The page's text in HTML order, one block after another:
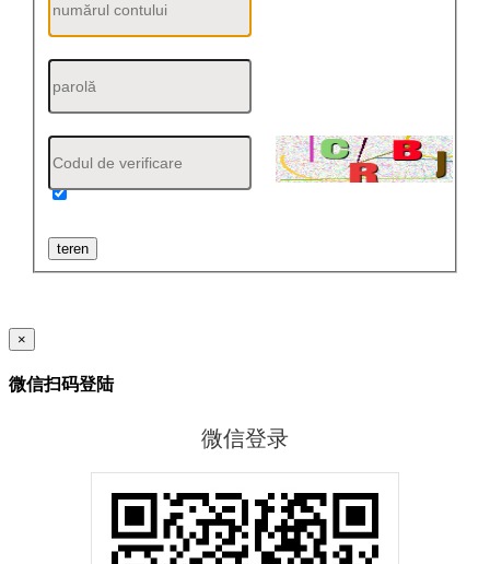
Amintiți-vă contul
teren
×
微信扫码登陆